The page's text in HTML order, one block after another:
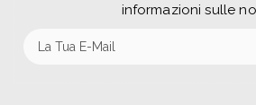
informazioni sulle